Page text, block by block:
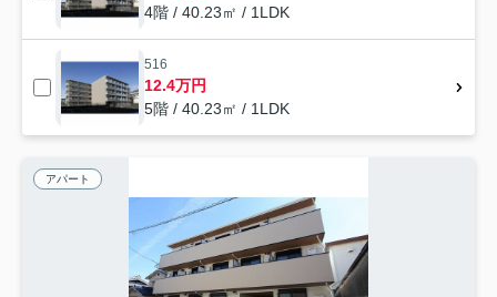
4階 / 40.23㎡ / 1LDK
516
12.4万円
5階 / 40.23㎡ / 1LDK
アパート